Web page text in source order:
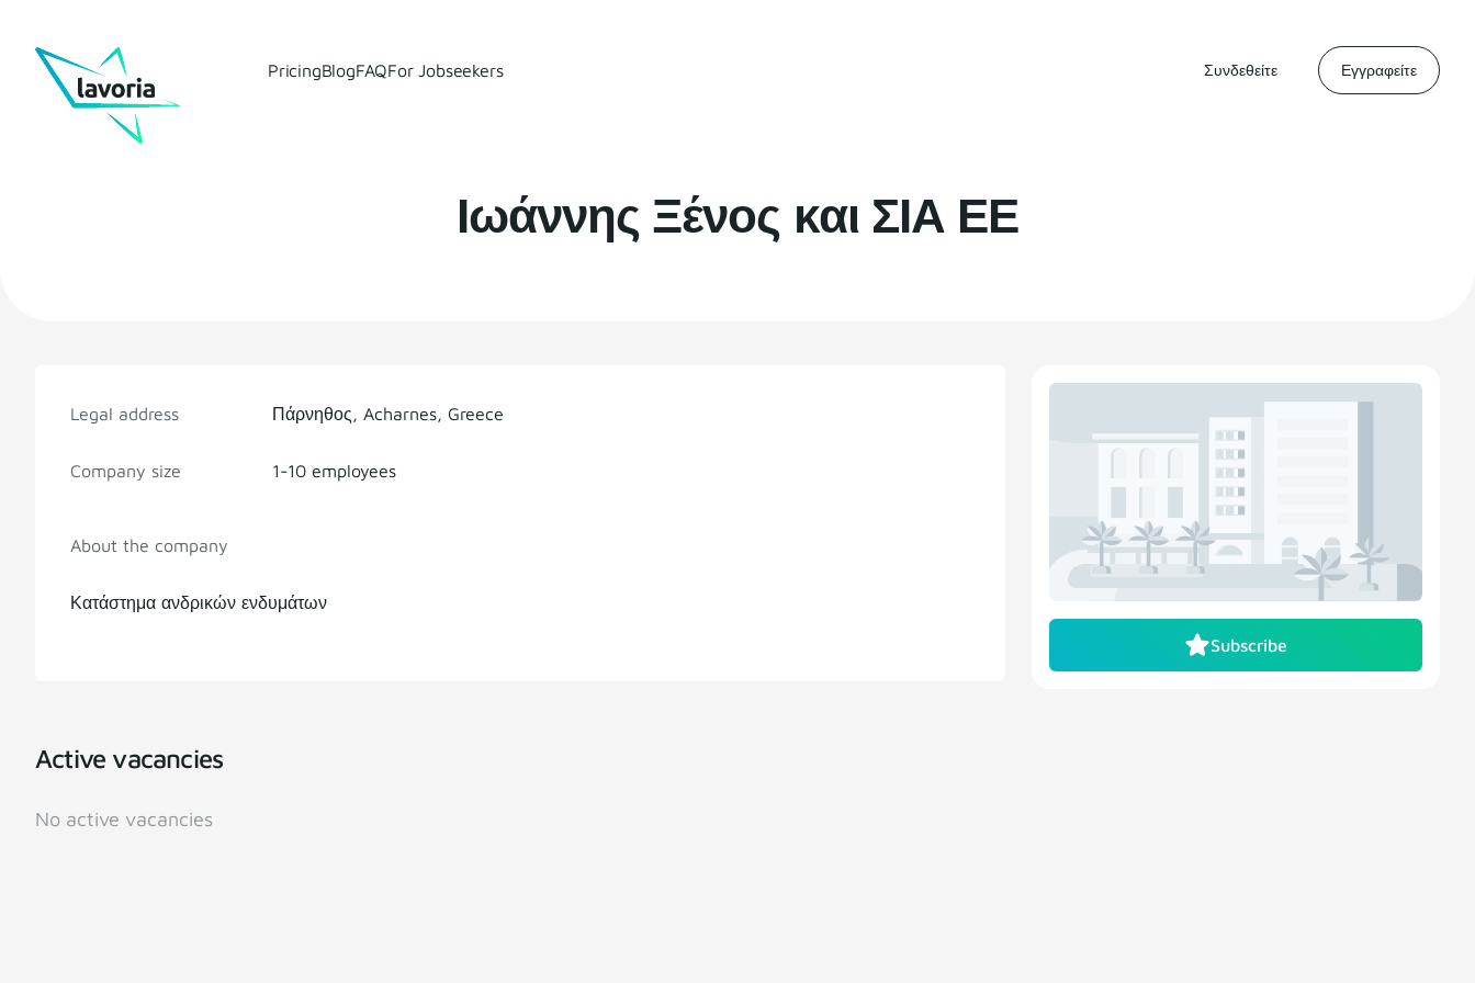
PricingBlogFAQFor Jobseekers Συνδεθείτε Εγγραφείτε
Ιωάννης Ξένος και ΣΙΑ ΕΕ
Legal address Πάρνηθος, Acharnes, Greece
Company size 1-10 employees
About the company
Κατάστημα ανδρικών ενδυμάτων
Active vacancies
No active vacancies
Subscribe